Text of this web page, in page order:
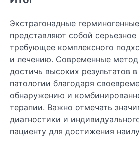
Экстрагонадные
представляют собой серьезное
требующее комплексного
и лечению. Современные
достичь высоких результатов
патологии благодаря
обнаружению и
терапии. Важно отмечать
диагностики и
пациенту для достижения